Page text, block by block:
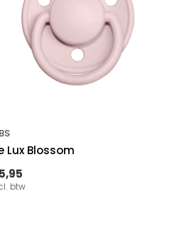
Lux Blossom
btw